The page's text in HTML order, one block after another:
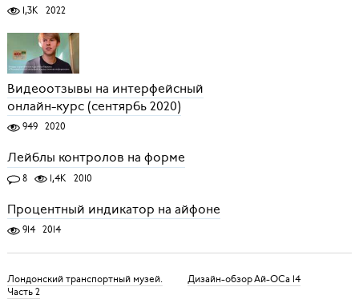
1,3K 2022
Видеоотзывы на интерфейсный
онлайн-курс (сентярбь 2020)
949 2020
Лейблы контролов на форме
8 1,4K 2010
Процентный индикатор на айфоне
914 2014
Лондонский транспортный музей.
Часть 2
Дизайн-обзор Ай-ОСа 14